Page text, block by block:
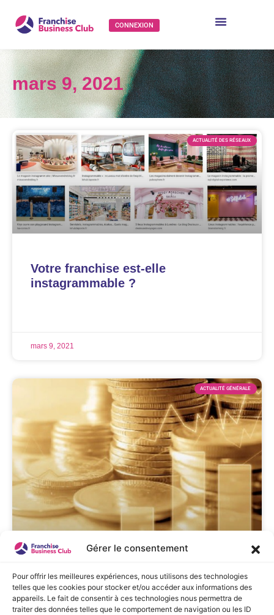
Gérer le consentement
Pour offrir les meilleures expériences, nous utilisons des technologies
telles que les cookies pour stocker et/ou accéder aux informations des
appareils. Le fait de consentir à ces technologies nous permettra de
traiter des données telles que le comportement de navigation ou les ID
CONNEXION
mars 9, 2021
ACTUALITÉ DES RÉSEAUX
Votre franchise est-elle
instagrammable ?
mars 9, 2021
ACTUALITÉ GÉNÉRALE